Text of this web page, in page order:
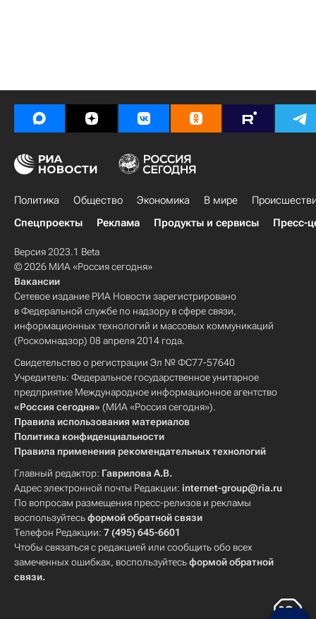
Политика Общество Экономика В мире
Спецпроекты
Реклама Продукты и сервисы Пресс-
Версия 2023.1 Beta
© 2026 МИА «Россия сегодня»
Вакансии
Сетевое издание РИА Новости зарегистрировано
в Федеральной службе по надзору в сфере связи,
информационных технологий и массовых коммуникаций
(Роскомнадзор) 08 апреля 2014 года.
Свидетельство о регистрации Эл № ФС77-57640
Учредитель: Федеральное государственное унитарное
предприятие Международное информационное агентство
«Россия сегодня» (МИА «Россия сегодня»).
Правила использования материалов
Политика конфиденциальности
Правила применения рекомендательных технологий
Главный редактор: Гаврилова А.В.
Адрес электронной почты Редакции: internet-group@ria.ru
По вопросам размещения пресс-релизов и рекламы
воспользуйтесьформой обратной связи
Телефон Редакции: 7 (495) 645-6601
Чтобы связаться с редакцией или сообщить обо всех
замеченных ошибках, воспользуйтесьформой обратной
связи.